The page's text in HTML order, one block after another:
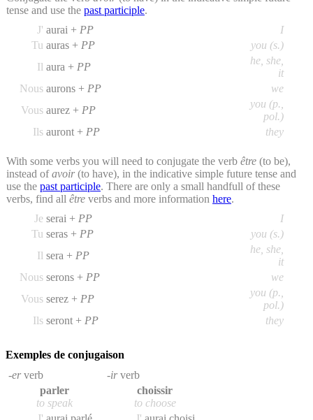
tense and use the past participle.
J' aurai + PP
I
Tu auras + PP
you (s.)
Il aura + PP
he, she,
it
Nous aurons + PP
we
Vous aurez + PP
you (p.,
pol.)
Ils auront + PP they
With some verbs you will need to conjugate the verb être (to be),
instead ofavoir(to have), in the indicative simple future tense and
use the past participle. There are only a small handfull of these
verbs, find all être verbs and more information here.
Je serai + PP
I
Tu seras + PP
you (s.)
Il sera + PP
he, she,
it
Nous serons + PP
we
Vous serez + PP
you (p.,
pol.)
Ils seront + PP they
Exemples de conjugaison
-erverb
parler
to speak
-irverb
choissir
to choose